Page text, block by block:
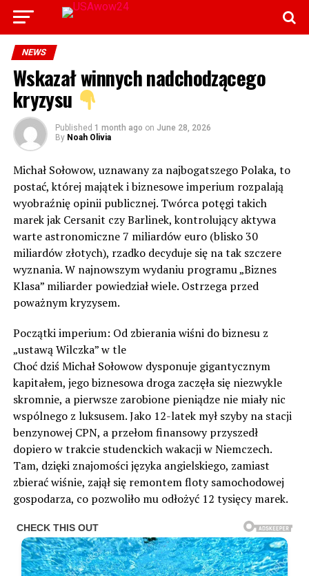
NEWS
Wskazał winnych nadchodzącego
kryzysu
Published 1 month ago on June 28, 2026
By Noah Olivia
Michał Sołowow, uznawany za najbogatszego Polaka, to
postać, której majątek i biznesowe imperium rozpalają
wyobraźnię opinii publicznej. Twórca potęgi takich
marek jak Cersanit czy Barlinek, kontrolujący aktywa
warte astronomiczne 7 miliardów euro (blisko 30
miliardów złotych), rzadko decyduje się na tak szczere
wyznania. W najnowszym wydaniu programu „Biznes
Klasa” miliarder powiedział wiele. Ostrzega przed
poważnym kryzysem.
Początki imperium: Od zbierania wiśni do biznesu z
„ustawą Wilczka” w tle
Choć dziś Michał Sołowow dysponuje gigantycznym
kapitałem, jego biznesowa droga zaczęła się niezwykle
skromnie, a pierwsze zarobione pieniądze nie miały nic
wspólnego z luksusem. Jako 12-latek mył szyby na stacji
benzynowej CPN, a przełom finansowy przyszedł
dopiero w trakcie studenckich wakacji w Niemczech.
Tam, dzięki znajomości języka angielskiego, zamiast
zbierać wiśnie, zajął się remontem floty samochodowej
gospodarza, co pozwoliło mu odłożyć 12 tysięcy marek.